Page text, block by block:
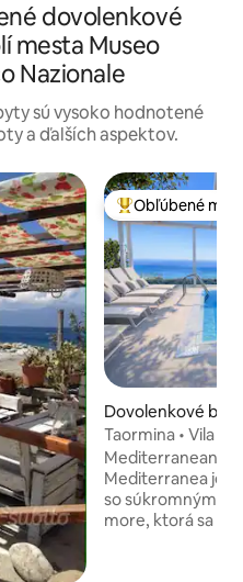
dovolenkové
mesta Museo
Nazionale
sú vysoko hodnotené
a ďalších aspektov.
Najobľúbenejšie
Obľúbené
Dovolenkové
aormina
Taormina • Vila s
Súkromný bazén
Mediterranean
Mediterranea je
so súkromným
more, ktorá sa